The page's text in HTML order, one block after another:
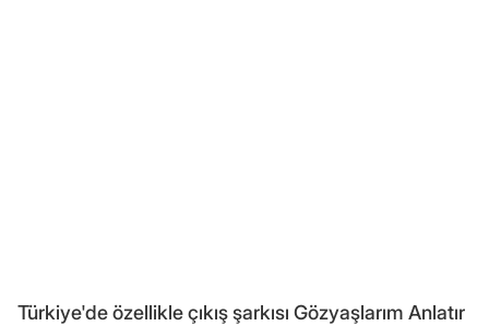
Türkiye'de özellikle çıkış şarkısı Gözyaşlarım Anlatır